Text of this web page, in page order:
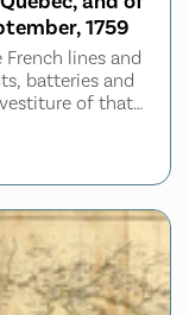
1759
lines and
batteries and
of that
Saunders,